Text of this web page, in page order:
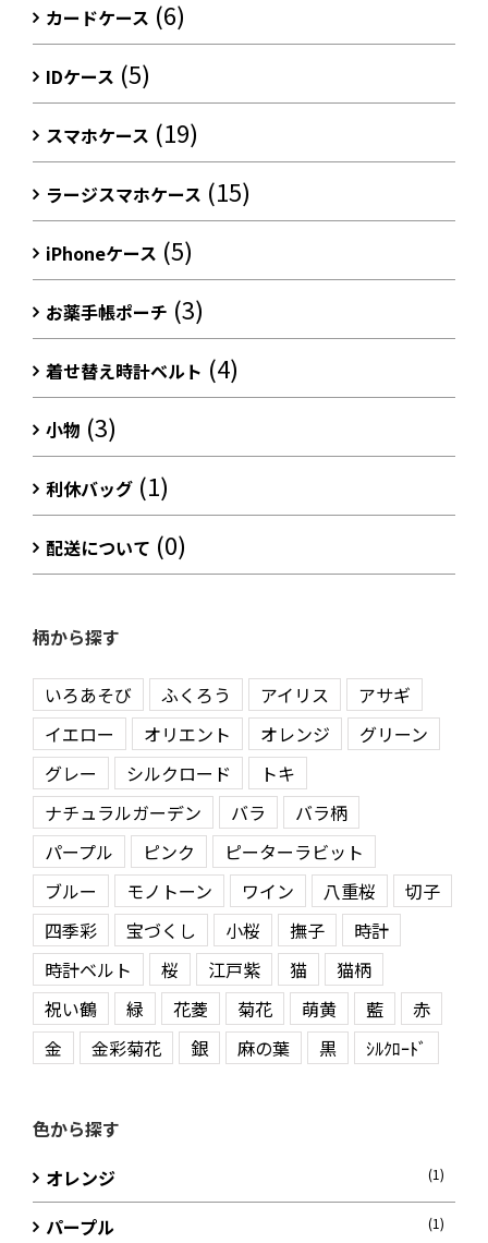
カードケース (6)
IDケース (5)
スマホケース (19)
ラージスマホケース (15)
iPhoneケース (5)
お薬手帳ポーチ (3)
着せ替え時計ベルト (4)
小物 (3)
利休バッグ (1)
配送について (0)
柄から探す
いろあそび ふくろう アイリス
アサギ
イエロー
オリエント オレンジ
グリーン
グレー
シルクロード
トキ
ナチュラルガーデン
バラ
バラ柄
パープル
ピンク
ピーターラビット
ブルー
モノトーン ワイン 八重桜
切子
四季彩
宝づくし 小桜 撫子
時計
時計ベルト
桜 江戸紫 猫
猫柄
祝い鶴
緑 花菱 菊花 萌黄 藍
赤
金
金彩菊花 銀 麻の葉 黒 ｼﾙｸﾛｰﾄﾞ
色から探す
オレンジ
(1)
パープル (1)